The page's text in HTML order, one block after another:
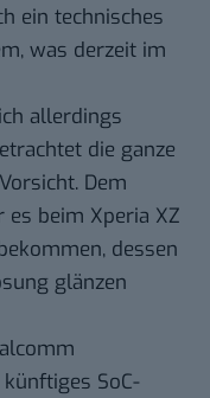
ein technisches
was derzeit im
allerdings
die ganze
Dem
beim Xperia XZ
dessen
glänzen
SoC-